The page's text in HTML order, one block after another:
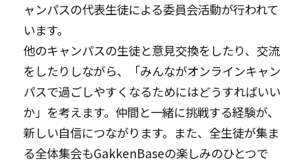
ャンパスの代表生徒による委員会活動が行われて
います。
他のキャンパスの生徒と意見交換をしたり、交流
をしたりしながら、「みんながオンラインキャン
パスで過ごしやすくなるためにはどうすればいい
か」を考えます。仲間と一緒に挑戦する経験が、
新しい自信につながります。また、全生徒が集ま
る全体集会もGakkenBaseの楽しみのひとつで